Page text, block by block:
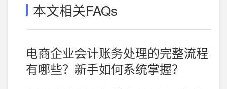
本文相关FAQs
电商企业会计账务处理的完整流程
有哪些？新手如何系统掌握？